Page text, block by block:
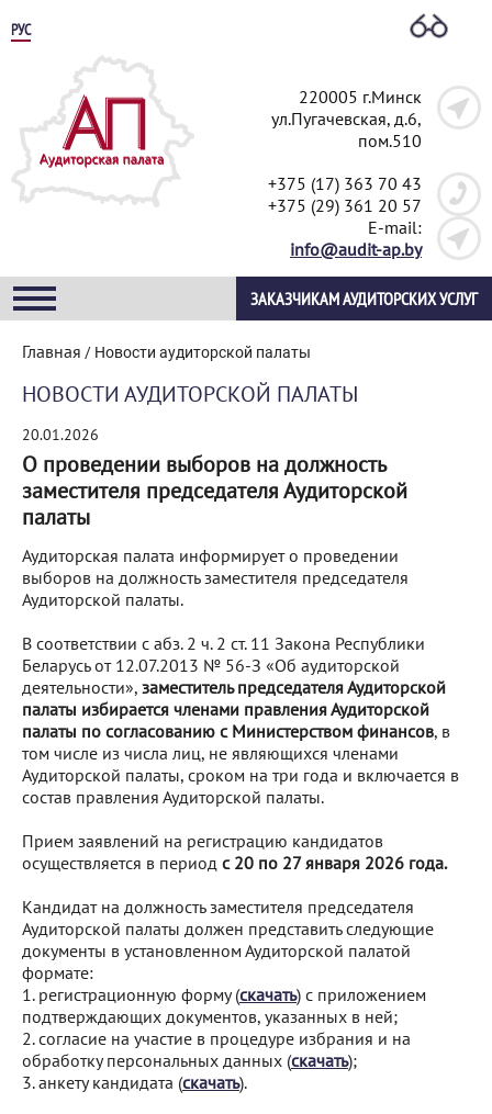
РУС
220005 г.Минск
ул.Пугачевская, д.6,
пом.510
+375 (17) 363 70 43
+375 (29) 361 20 57
E-mail:
info@audit-ap.by
ЗАКАЗЧИКАМ АУДИТОРСКИХ УСЛУГ
Главная / Новости аудиторской палаты
НОВОСТИ АУДИТОРСКОЙ ПАЛАТЫ
20.01.2026
О проведении выборов на должность
заместителя председателя Аудиторской
палаты
Аудиторская палата информирует о проведении
выборов на должность заместителя председателя
Аудиторской палаты.
В соответствии с абз. 2 ч. 2 ст. 11 Закона Республики
Беларусь от 12.07.2013 № 56-З «Об аудиторской
деятельности», заместитель председателя Аудиторской
палаты избирается членами правления Аудиторской
палаты по согласованию с Министерством финансов, в
том числе из числа лиц, не являющихся членами
Аудиторской палаты, сроком на три года и включается в
состав правления Аудиторской палаты.
Прием заявлений на регистрацию кандидатов
осуществляется в период с 20 по 27 января 2026 года.
Кандидат на должность заместителя председателя
Аудиторской палаты должен представить следующие
документы в установленном Аудиторской палатой
формате:
1. регистрационную форму (скачать) с приложением
подтверждающих документов, указанных в ней;
2. согласие на участие в процедуре избрания и на
обработку персональных данных (скачать);
3. анкету кандидата (скачать).